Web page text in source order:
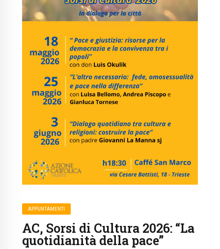
APPUNTAMENTI
AC, Sorsi di Cultura 2026: “La
quotidianità della pace”